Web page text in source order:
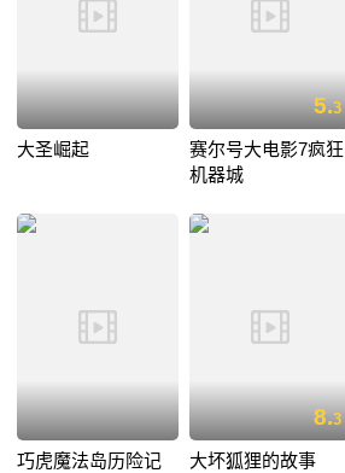
大圣崛起
5.3
赛尔号大电影7疯狂
机器城
巧虎魔法岛历险记
8.3
大坏狐狸的故事